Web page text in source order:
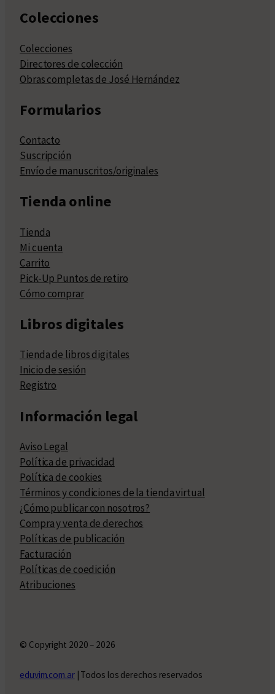
Colecciones
Colecciones
Directores de colección
Obras completas de José Hernández
Formularios
Contacto
Suscripción
Envío de manuscritos/originales
Tienda online
Tienda
Mi cuenta
Carrito
Pick-Up Puntos de retiro
Cómo comprar
Libros digitales
Tienda de libros digitales
Inicio de sesión
Registro
Información legal
Aviso Legal
Política de privacidad
Política de cookies
Términos y condiciones de la tienda virtual
¿Cómo publicar con nosotros?
Compra y venta de derechos
Políticas de publicación
Facturación
Políticas de coedición
Atribuciones
© Copyright 2020 – 2026
eduvim.com.ar| Todos los derechos reservados